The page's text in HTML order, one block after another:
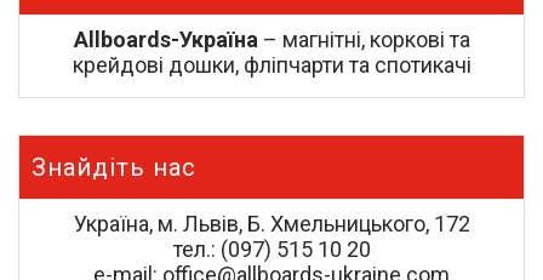
Allboards-Україна – магнітні, коркові та
крейдові дошки, фліпчарти та спотикачі
Знайдіть нас
Україна, м. Львів, Б. Хмельницького, 172
тел.: (097) 515 10 20
e-mail: office@allboards-ukraine.com